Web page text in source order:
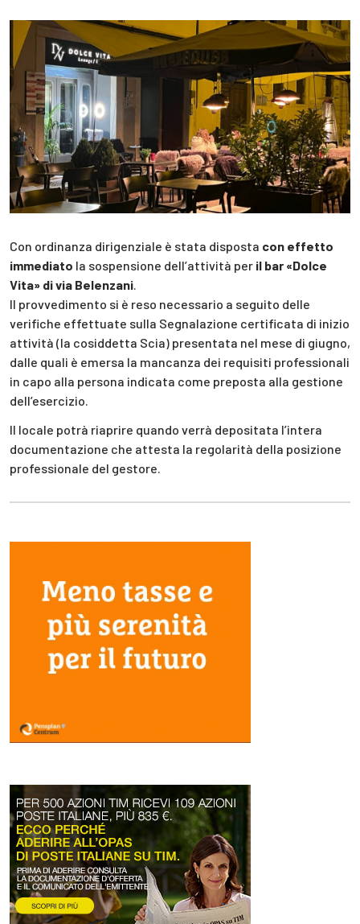
Con ordinanza dirigenziale è stata disposta con effetto
immediato la sospensione dell’attività per il bar «Dolce
Vita» di via Belenzani
Il provvedimento si è reso necessario a seguito delle
verifiche effettuate sulla Segnalazione certificata di inizio
attività (la cosiddetta Scia) presentata nel mese di giugno,
dalle quali è emersa la mancanza dei requisiti professionali
in capo alla persona indicata come preposta alla gestione
dell’esercizio.
Il locale potrà riaprire quando verrà depositata l’intera
documentazione che attesta la regolarità della posizione
professionale del gestore.